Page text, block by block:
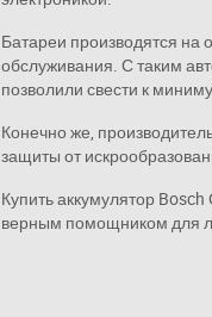
Батареи производятся на
обслуживания. С таким
позволили свести к
Конечно же,
защиты от
Купить аккумулятор
верным помощником для